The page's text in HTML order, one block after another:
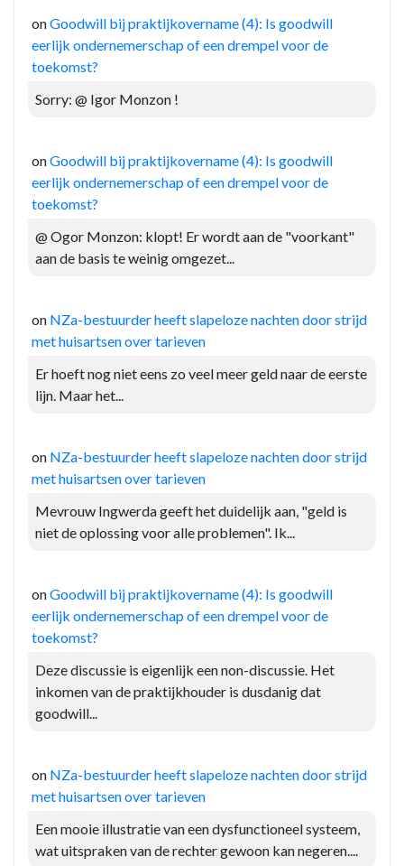
onGoodwill bij praktijkovername (4): Is goodwill
eerlijk ondernemerschap of een drempel voor de
toekomst?
Sorry: @ Igor Monzon !
onGoodwill bij praktijkovername (4): Is goodwill
eerlijk ondernemerschap of een drempel voor de
toekomst?
@ Ogor Monzon: klopt! Er wordt aan de "voorkant"
aan de basis te weinig omgezet...
on NZa-bestuurder heeft slapeloze nachten door strijd
met huisartsen over tarieven
Er hoeft nog niet eens zo veel meer geld naar de eerste
lijn. Maar het...
on NZa-bestuurder heeft slapeloze nachten door strijd
met huisartsen over tarieven
Mevrouw Ingwerda geeft het duidelijk aan, "geld is
niet de oplossing voor alle problemen". Ik...
onGoodwill bij praktijkovername (4): Is goodwill
eerlijk ondernemerschap of een drempel voor de
toekomst?
Deze discussie is eigenlijk een non-discussie. Het
inkomen van de praktijkhouder is dusdanig dat
goodwill...
on NZa-bestuurder heeft slapeloze nachten door strijd
met huisartsen over tarieven
Een mooie illustratie van een dysfunctioneel systeem,
wat uitspraken van de rechter gewoon kan negeren....